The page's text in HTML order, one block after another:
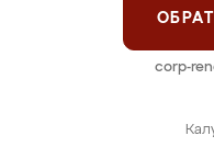
corp-